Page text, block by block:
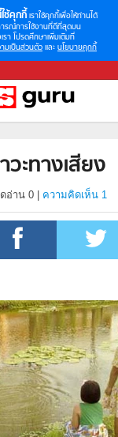
ช้คุกกี้ เราใช้คุกกี้เพื่อให้ท่านได้
ารณ์การใช้งานที่ดีที่สุดบน
เรา โปรดศึกษาเพิ่มเติมที่
มเป็นส่วนตัว และ นโยบายคุกกี้
วะทางเสียง
ดอ่าน 0 ความคิดเห็น 1